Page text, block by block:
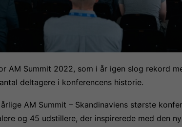
AM Summit 2022, som i år igen slog rekord
deltagere i konferencens historie.
AM Summit – Skandinaviens største
og 45 udstillere, der inspirerede med den